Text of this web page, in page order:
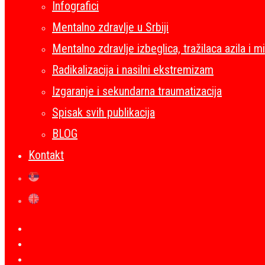
Infografici
Mentalno zdravlje u Srbiji
Mentalno zdravlje izbeglica, tražilaca azila i
Radikalizacija i nasilni ekstremizam
Izgaranje i sekundarna traumatizacija
Spisak svih publikacija
BLOG
Kontakt